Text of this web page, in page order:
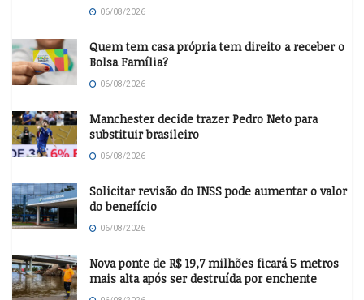
06/08/2026
Quem tem casa própria tem direito a receber o
Bolsa Família?
06/08/2026
Manchester decide trazer Pedro Neto para
substituir brasileiro
06/08/2026
Solicitar revisão do INSS pode aumentar o valor
do benefício
06/08/2026
Nova ponte de R$ 19,7 milhões ficará 5 metros
mais alta após ser destruída por enchente